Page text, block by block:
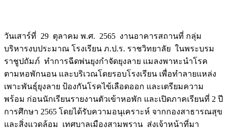
วันเสาร์ที่ 29 ตุลาคม พ.ศ. 2565 งานอาคารสถานที่ กลุ่ม
บริหารงบประมาณ โรงเรียน ภ.ป.ร. ราชวิทยาลัย ในพระบรม
ราชูปถัมภ์ ทำการฉีดพ่นยุงกำจัดยุงลาย แมลงพาหะนำโรค
ตามหอพักนอน และบริเวณโดยรอบโรงเรียน เพื่อทำลายแหล่ง
เพาะพันธุ์ยุงลาย ป้องกันโรคไข้เลือดออก และเตรียมความ
พร้อม ก่อนนักเรียนรายงานตัวเข้าหอพัก และเปิดภาคเรียนที่ 2 ปี
การศึกษา 2565 โดยได้รับความอนุเคราะห์ จากกองสาธารณสุข
และสิ่งแวดล้อม เทศบาลเมืองสามพราน ส่งเจ้าหน้าที่มา